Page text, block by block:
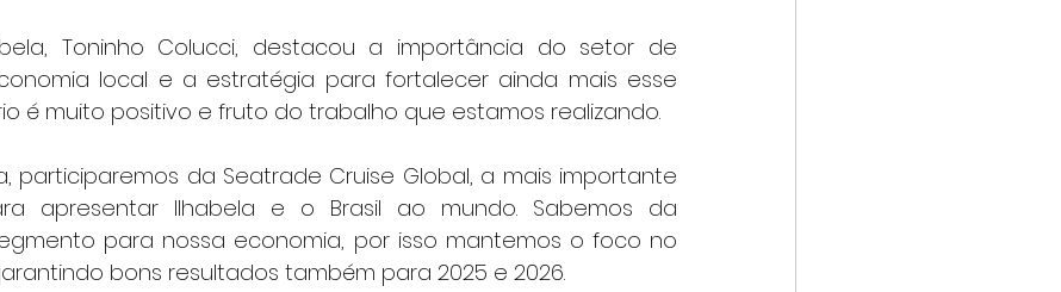
Toninho Colucci, destacou a importância do setor de
local e a estratégia para fortalecer ainda mais esse
é muito positivo e fruto do trabalho que estamos realizando.
participaremos da Seatrade Cruise Global, a mais importante
apresentar Ilhabela e o Brasil ao mundo. Sabemos da
para nossa economia, por isso mantemos o foco no
bons resultados também para 2025 e 2026.